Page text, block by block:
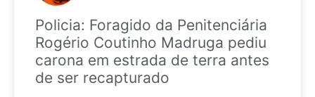
Policia: Foragido da Penitenciária
Rogério Coutinho Madruga pediu
carona em estrada de terra antes
de ser recapturado